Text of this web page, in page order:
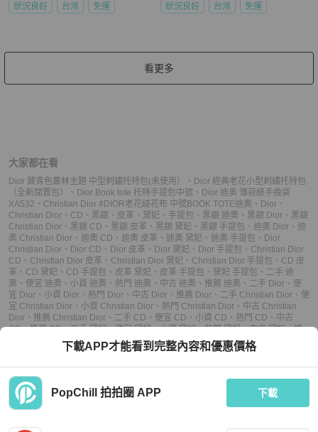
狀況良好 台灣 免運 狀況良好 台灣 免運
看更多
大家都在看
Dior 藏青色叢林主題 中型刺繡托特包(未使用） 、 Dior 經典老花小型刺繡托特包
（全新閒置包）
、 Dior Book tote 托特手提包中號 、 Dior 迪奥 薄荷綠手挽袋
XA532 、 Christian Dior #DIOR老花緹花布 中號BOOK TOTE迪奧 、 Dior 、
Christian Dior 、 CD 、 黑銀 、 皮革 、 黛妃 、 手提包 、 黑銀 迪奧 、 黑銀 Dior 、 黑銀
Christian Dior 、 黑銀 CD 、 黑銀 皮革 、 黑銀 黛妃 、 黑銀 手提包 、 迪奧 Dior 、 迪
奧 Christian Dior 、 迪奧 CD 、 迪奧 皮革 、 迪奧 黛妃 、 迪奧 手提包 、 Dior
Christian Dior 、 Dior CD 、 Dior 皮革 、 Dior 黛妃 、 Dior 手提包 、 Christian Dior
CD 、 Christian Dior 皮革 、 Christian Dior 黛妃 、 Christian Dior 手提包 、 CD 皮
革 、 CD 黛妃 、 CD 手提包 、 皮革 黛妃 、 皮革 手提包 、 黛妃 手提包 、 二手 迪
奧 、 便宜 迪奧 、 小資 迪奧 、 熱門 迪奧 、 中古 迪奧 、 推薦 迪奧 、 二手 Dior 、 便
宜 Dior 、 小資 Dior 、 熱門 Dior 、 中古 Dior 、 推薦 Dior 、 二手 Christian Dior 、 便
宜 Christian Dior 、 小資 Christian Dior 、 熱門 Christian Dior 、 中古 Christian
Dior 、 推薦 Christian Dior 、 二手 CD 、 便宜 CD 、 小資 CD 、 熱門 CD 、 中古
CD、推薦 CD、二手 黛妃、便宜 黛妃、小資 黛妃、熱門 黛妃、中古 黛妃、推
二手 手提包、便宜 手提包、小資 手提包、熱門 手提包、
推薦 手提包下載APP才能看到完整內容和優惠價格
PopChill 拍拍圈 APP 下載